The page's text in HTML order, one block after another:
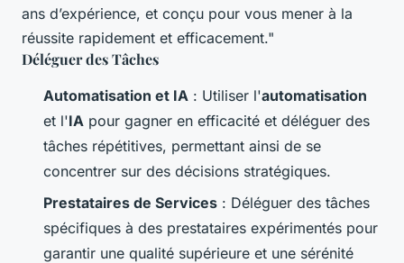
ans d’expérience, et conçu pour vous mener à la
réussite rapidement et efficacement."
Déléguer des Tâches
Automatisation et IA : Utiliser l'automatisation
et l'IA pour gagner en efficacité et déléguer des
tâches répétitives, permettant ainsi de se
concentrer sur des décisions stratégiques.
Prestataires de Services : Déléguer des tâches
spécifiques à des prestataires expérimentés pour
garantir une qualité supérieure et une sérénité